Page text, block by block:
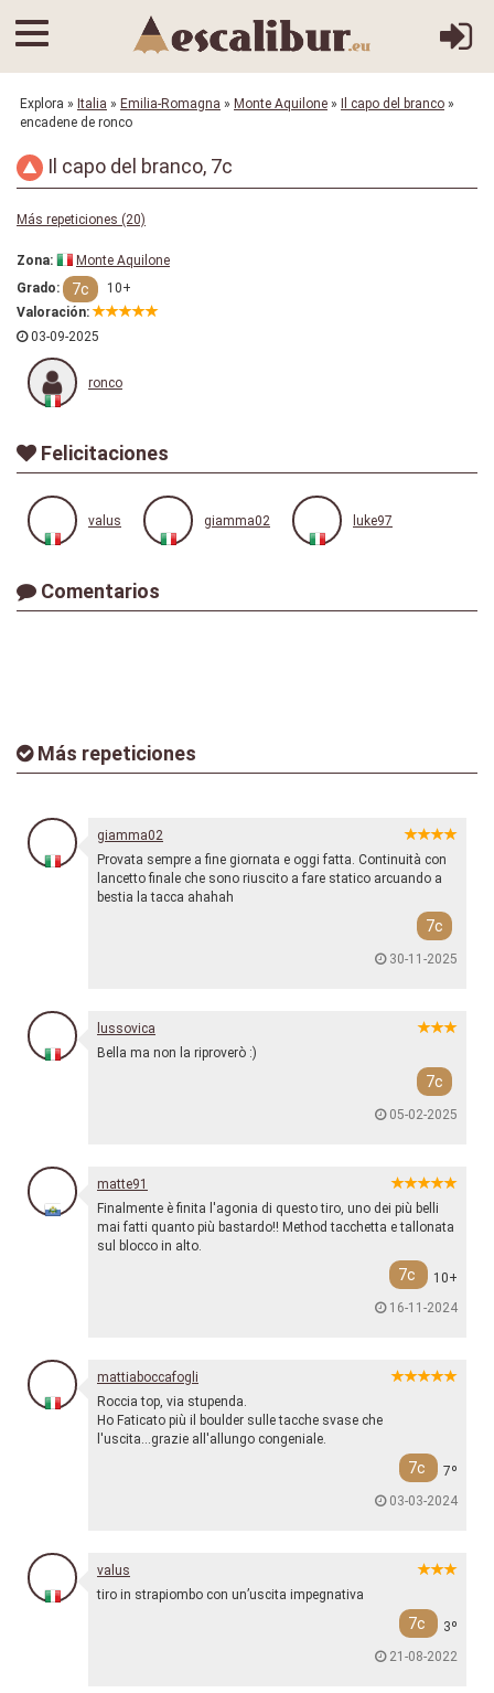
Explora » Italia » Emilia-Romagna » Monte Aquilone » Il capo del branco »
encadene de ronco
Il capo del branco, 7c
Más repeticiones (20)
Zona:
Monte Aquilone
Grado:
7c
10+
Valoración:
03-09-2025
ronco
Felicitaciones
valus giamma02 luke97
Comentarios
Más repeticiones
giamma02
Provata sempre a fine giornata e oggi fatta. Continuità con
lancetto finale che sono riuscito a fare statico arcuando a
bestia la tacca ahahah
7c
30-11-2025
lussovica
Bella ma non la riproverò :)
7c
05-02-2025
matte91
Finalmente è finita l'agonia di questo tiro, uno dei più belli
mai fatti quanto più bastardo!! Method tacchetta e tallonata
sul blocco in alto.
7c
10+
16-11-2024
mattiaboccafogli
Roccia top, via stupenda.
Ho Faticato più il boulder sulle tacche svase che
l'uscita...grazie all'allungo congeniale.
7c
7º
03-03-2024
valus
tiro in strapiombo con un’uscita impegnativa
7c
3º
21-08-2022